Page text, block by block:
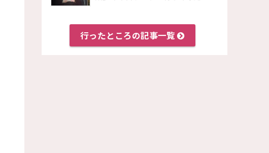
行ったところの記事一覧